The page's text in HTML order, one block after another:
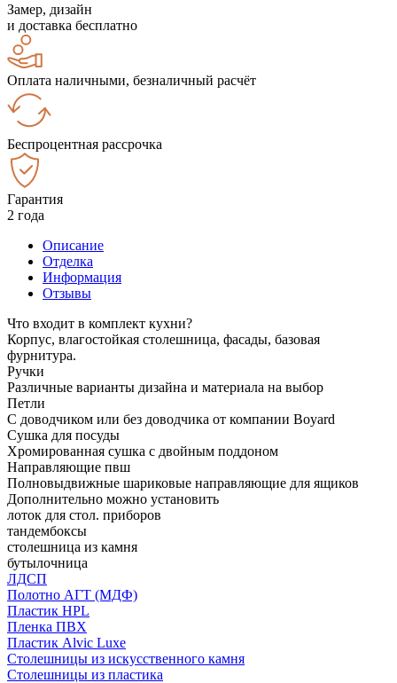
Замер, дизайн
и доставка бесплатно
Оплата наличными, безналичный расчёт
Беспроцентная рассрочка
Гарантия
2 года
Описание
Отделка
Информация
Отзывы
Что входит в комплект кухни?
Корпус, влагостойкая столешница, фасады, базовая
фурнитура.
Ручки
Различные варианты дизайна и материала на выбор
Петли
С доводчиком или без доводчика от компании Boyard
Сушка для посуды
Хромированная сушка с двойным поддоном
Направляющие пвш
Полновыдвижные шариковые направляющие для ящиков
Дополнительно можно установить
лоток для стол. приборов
тандембоксы
столешница из камня
бутылочница
ЛДСП
Полотно АГТ (МДФ)
Пластик HPL
Пленка ПВХ
Пластик Alvic Luxe
Столешницы из искусственного камня
Столешницы из пластика